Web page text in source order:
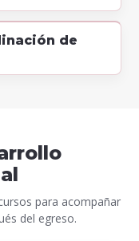
de
para acompañar
del egreso.